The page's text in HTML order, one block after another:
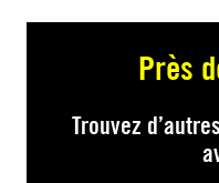
Près
Trouvez